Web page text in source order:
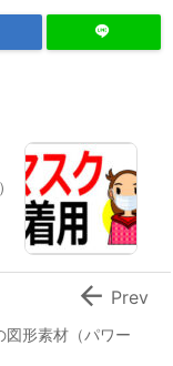
図形素材（パワー
 Prev